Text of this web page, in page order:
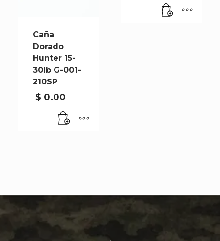
Caña
Dorado
Hunter 15-
30lb G-001-
210SP
$ 0.00